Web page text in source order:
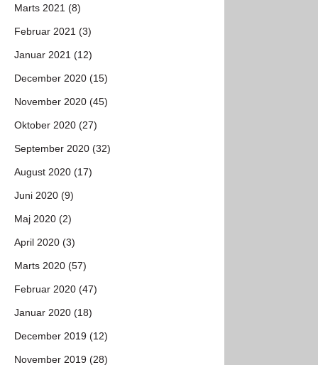
Marts 2021 (8)
Februar 2021 (3)
Januar 2021 (12)
December 2020 (15)
November 2020 (45)
Oktober 2020 (27)
September 2020 (32)
August 2020 (17)
Juni 2020 (9)
Maj 2020 (2)
April 2020 (3)
Marts 2020 (57)
Februar 2020 (47)
Januar 2020 (18)
December 2019 (12)
November 2019 (28)